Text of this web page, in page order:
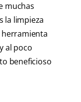
muchas
la limpieza
al poco
beneficioso